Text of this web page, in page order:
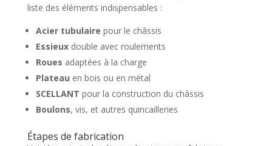
liste des éléments indispensables :
Acier tubulaire pour le châssis
Essieuxdouble avec roulements
Roues adaptées à la charge
Plateau en bois ou en métal
SCELLANT pour la construction du châssis
Boulons, vis, et autres quincailleries
Étapes de fabrication